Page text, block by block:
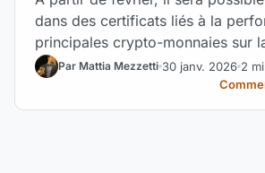
dans des certificats liés à la
principales crypto-monnaies sur
Par Mattia Mezzetti 30 janv. 2026 2